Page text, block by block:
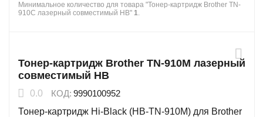
Минимальное количество для товара "Тонер-картридж Brother TN-
910C лазерный совместимый HB" 1.
Тонер-картридж Brother TN-910M лазерный
совместимый HB
0.0 КОД: 9990100952
Тонер-картридж Hi-Black (HB-TN-910M) для Brother